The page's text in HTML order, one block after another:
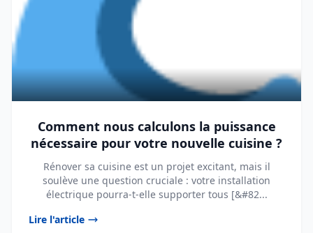
Comment nous calculons la puissance
nécessaire pour votre nouvelle cuisine ?
Rénover sa cuisine est un projet excitant, mais il
soulève une question cruciale : votre installation
électrique pourra-t-elle supporter tous [&#82...
Lire l'article